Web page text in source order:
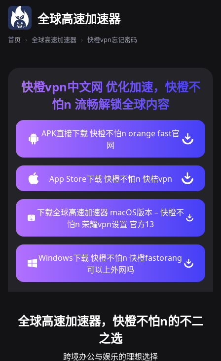
全球高速加速器
首页 › 全球高速加速器 › 快橙vpn忘记密码
快橙vpn中文网 优化加速，快橙不
怕n 流畅解锁全球内容
APK直接下载 快橙不怕n orange fast官
网
App Store下载 快橙不怕n 快桔vpn
下载全球高速加速器 macOS版本 – 快橙不
怕n 荣耀vpn设置 官方13
Windows下载 快橙不怕n 快橙fastorang
可以上外网吗
全球高速加速器，快橙不怕n的不二
之选
跨境办公与娱乐的理想选择